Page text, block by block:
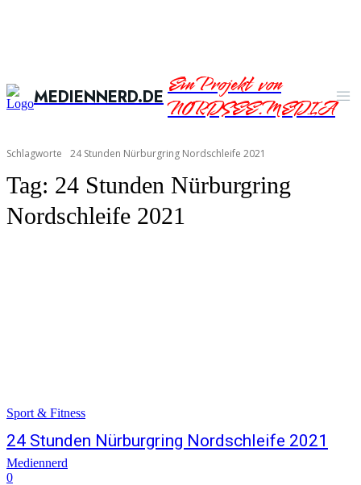
MEDIENNERD.DEEin Projekt von
NORDSEE.MEDIA
Schlagworte 24 Stunden Nürburgring Nordschleife 2021
Tag: 24 Stunden Nürburgring
Nordschleife 2021
Sport & Fitness
24 Stunden Nürburgring Nordschleife 2021
Mediennerd
0